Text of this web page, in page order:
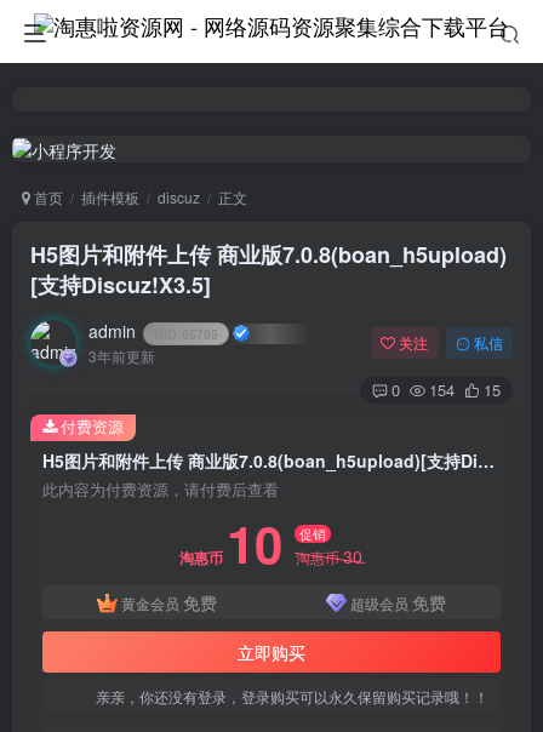
首页 插件模板 discuz 正文
H5图片和附件上传 商业版7.0.8(boan_h5upload)
[支持Discuz!X3.5]
admin 65785
3年前更新
关注 私信
0 154 15
H5图片和附件上传 商业版7.0.8(boan_h5upload)[支持Discuz!X3.5]
此内容为付费资源，请付费后查看
淘惠币 10 促销
淘惠币30
黄金会员 免费 超级会员 免费
立即购买
亲亲，你还没有登录，登录购买可以永久保留购买记录哦！！
付费资源